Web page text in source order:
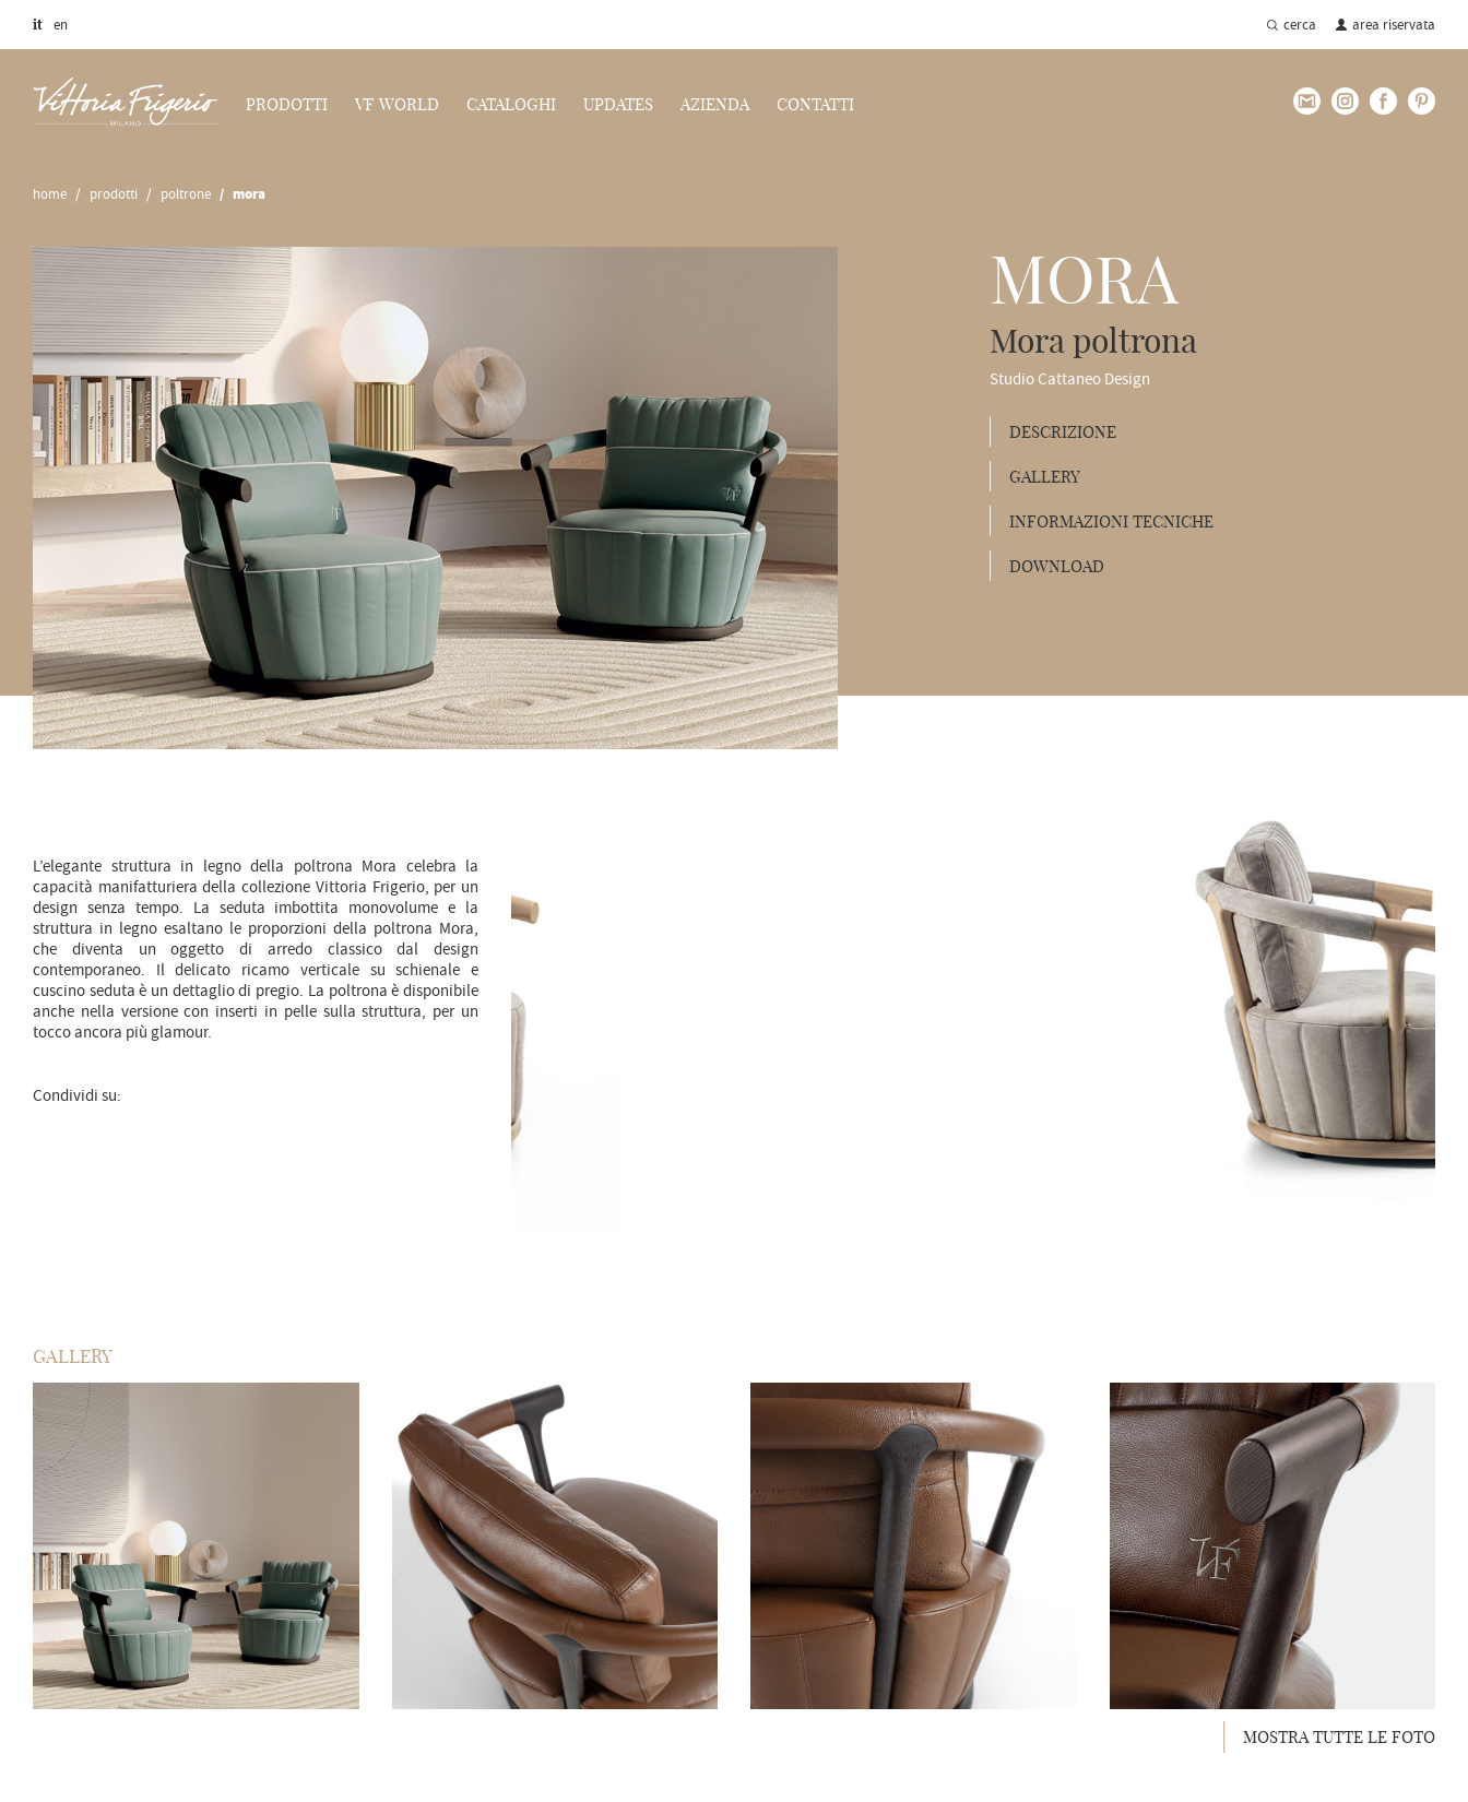
it en cerca area riservata
PRODOTTI VF WORLD CATALOGHI UPDATES AZIENDA CONTATTI
home prodotti poltrone mora
MORA
Mora poltrona
Studio Cattaneo Design
DESCRIZIONE
GALLERY
INFORMAZIONI TECNICHE
DOWNLOAD
L’elegante struttura in legno della poltrona Mora celebra la
capacità manifatturiera della collezione Vittoria Frigerio, per un
design senza tempo. La seduta imbottita monovolume e la
struttura in legno esaltano le proporzioni della poltrona Mora,
che diventa un oggetto di arredo classico dal design
contemporaneo. Il delicato ricamo verticale su schienale e
cuscino seduta è un dettaglio di pregio. La poltrona è disponibile
anche nella versione con inserti in pelle sulla struttura, per un
tocco ancora più glamour.
Condividi su:
GALLERY
MOSTRA TUTTE LE FOTO